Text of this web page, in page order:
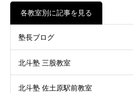
各教室別に記事を見る
塾長ブログ
北斗塾 三股教室
北斗塾 佐土原駅前教室